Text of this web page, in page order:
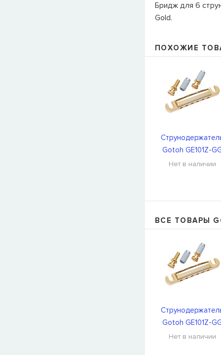
Бридж для 6
Gold.
ПОХОЖИЕ
Gotoh GE101Z-
Нет в наличии
ВСЕ ТОВАРЫ
Gotoh GE101Z-
Нет в наличии